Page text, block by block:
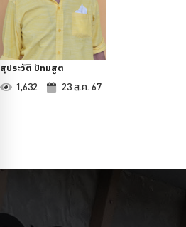
สุประวัติ ปัทมสูต
1,632 23 ส.ค. 67